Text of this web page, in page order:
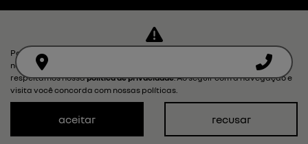
Desacelere. Seu bem maior é a
vida.
Para otimizar sua experiência durante a navegação, fazemos uso de
nossa política de cookies e para proteger seus dados pessoais
respeitamos nossapolítica de privacidade. Ao seguir com a navegação e
visita você concorda com nossas políticas.
aceitar recusar